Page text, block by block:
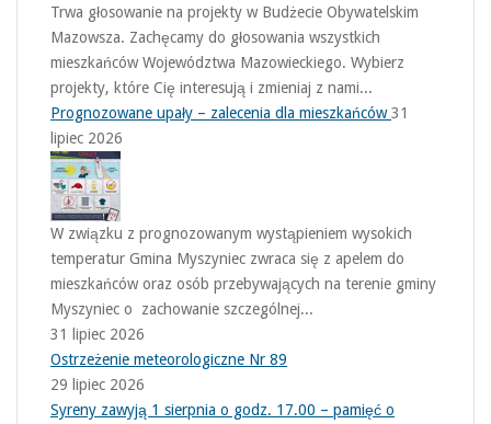
Trwa głosowanie na projekty w Budżecie Obywatelskim
Mazowsza. Zachęcamy do głosowania wszystkich
mieszkańców Województwa Mazowieckiego. Wybierz
projekty, które Cię interesują i zmieniaj z nami...
Prognozowane upały – zalecenia dla mieszkańców31
lipiec 2026
W związku z prognozowanym wystąpieniem wysokich
temperatur Gmina Myszyniec zwraca się z apelem do
mieszkańców oraz osób przebywających na terenie gminy
Myszyniec o zachowanie szczególnej...
31 lipiec 2026
Ostrzeżenie meteorologiczne Nr 89
29 lipiec 2026
Syreny zawyją 1 sierpnia o godz. 17.00 – pamięć o